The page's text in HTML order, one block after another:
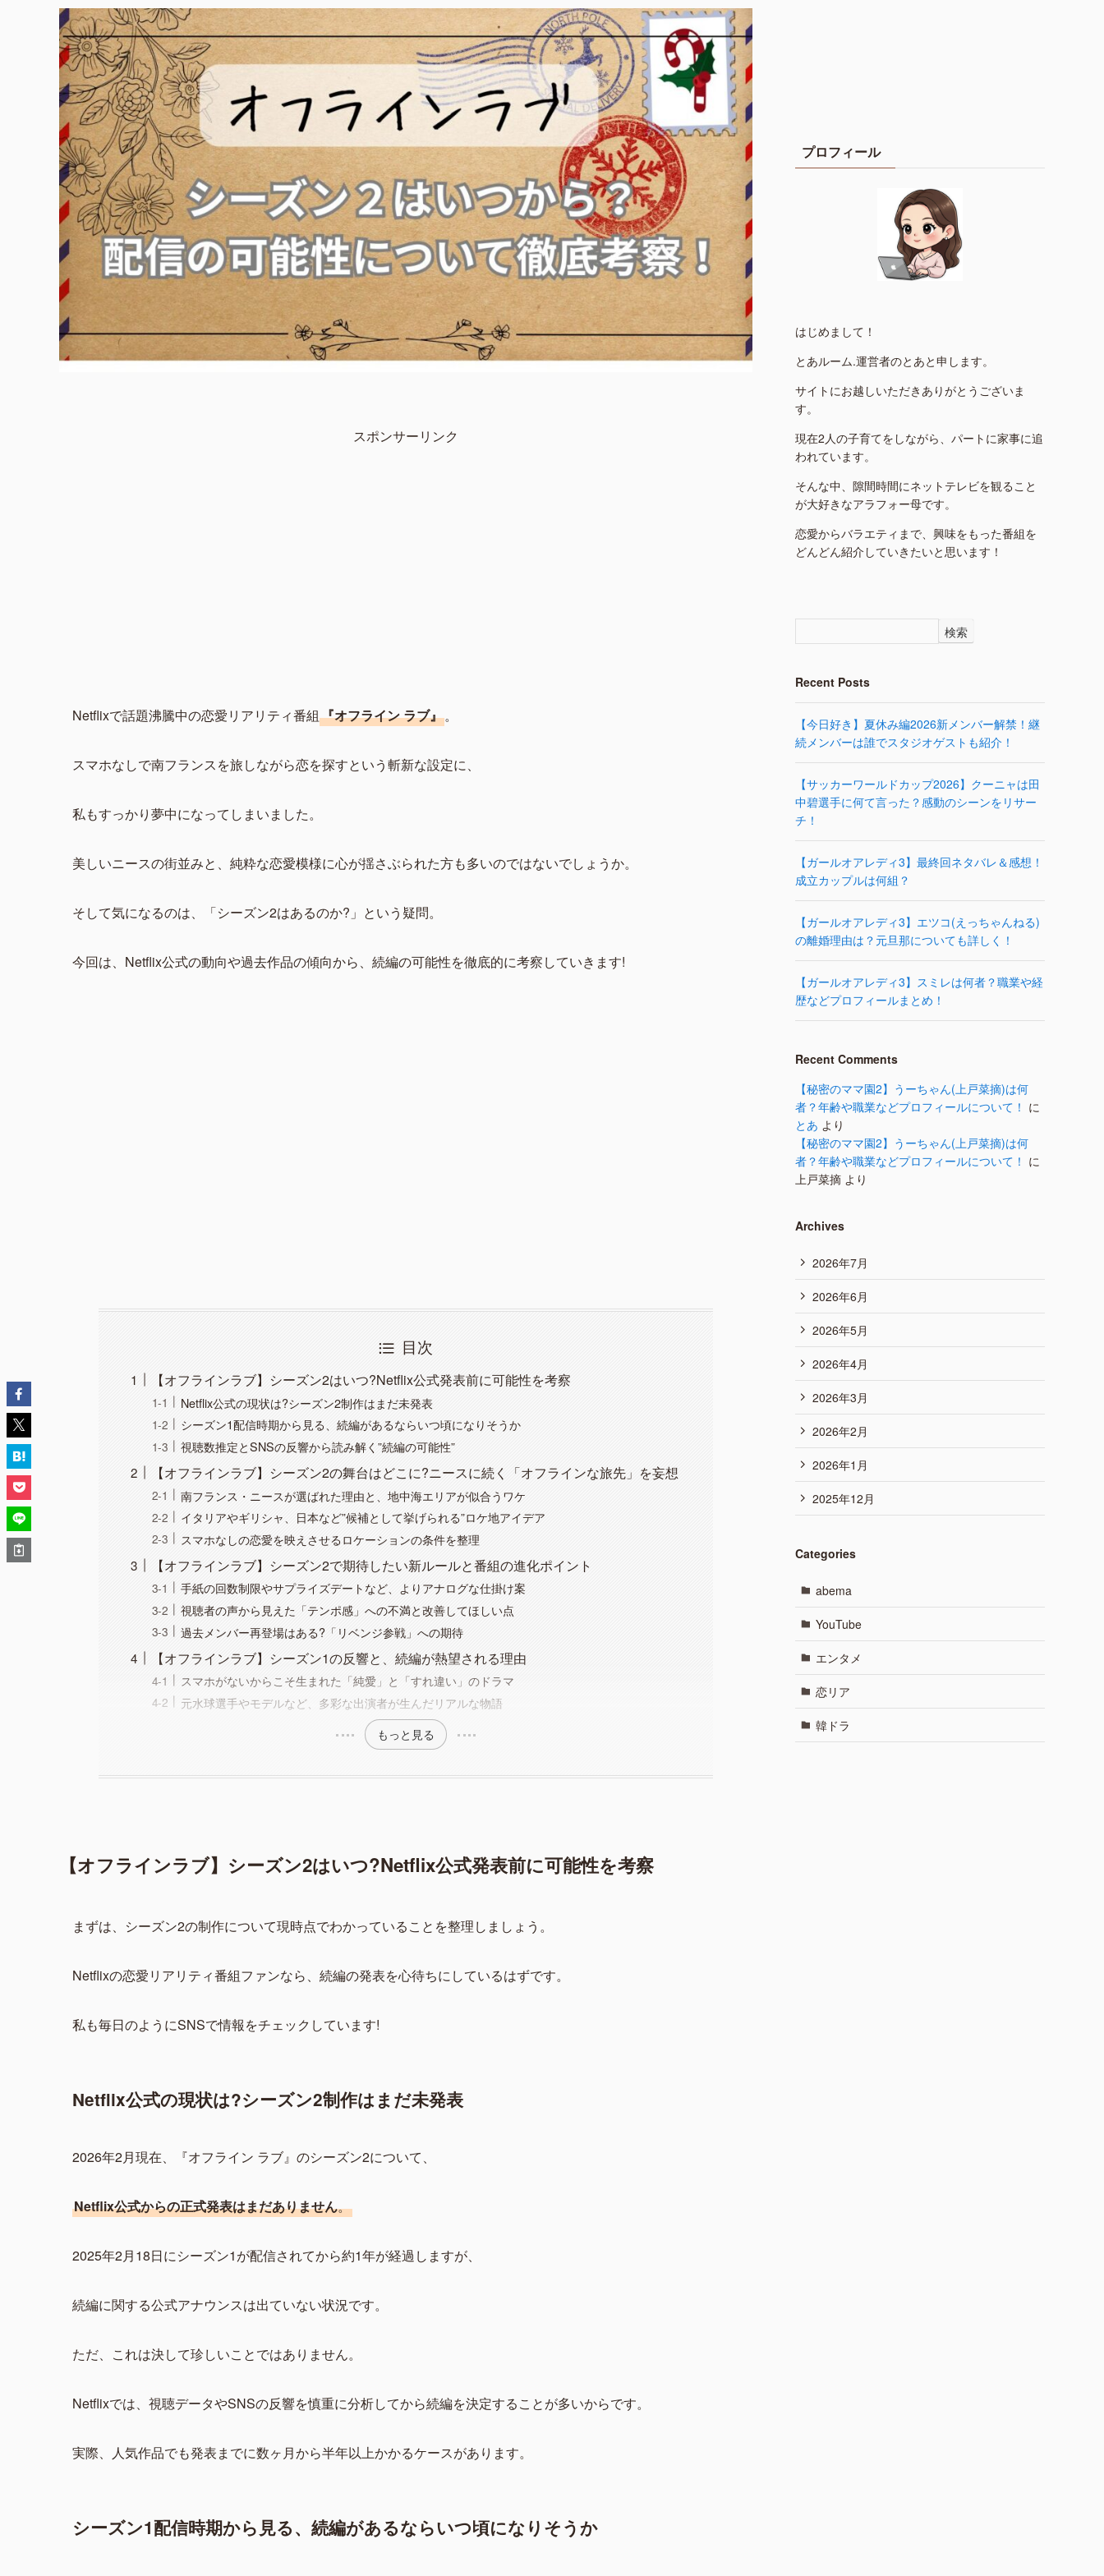
スポンサーリンク
Netflixで話題沸騰中の恋愛リアリティ番組『オフライン ラブ』。
スマホなしで南フランスを旅しながら恋を探すという斬新な設定に、
私もすっかり夢中になってしまいました。
美しいニースの街並みと、純粋な恋愛模様に心が揺さぶられた方も多いのではないでしょうか。
そして気になるのは、「シーズン2はあるのか?」という疑問。
今回は、Netflix公式の動向や過去作品の傾向から、続編の可能性を徹底的に考察していきます!
目次
【オフラインラブ】シーズン2はいつ?Netflix公式発表前に可能性を考察
Netflix公式の現状は?シーズン2制作はまだ未発表
シーズン1配信時期から見る、続編があるならいつ頃になりそうか
視聴数推定とSNSの反響から読み解く”続編の可能性”
【オフラインラブ】シーズン2の舞台はどこに?ニースに続く「オフラインな旅先」を妄想
南フランス・ニースが選ばれた理由と、地中海エリアが似合うワケ
イタリアやギリシャ、日本など”候補として挙げられる”ロケ地アイデア
スマホなしの恋愛を映えさせるロケーションの条件を整理
【オフラインラブ】シーズン2で期待したい新ルールと番組の進化ポイント
手紙の回数制限やサプライズデートなど、よりアナログな仕掛け案
視聴者の声から見えた「テンポ感」への不満と改善してほしい点
過去メンバー再登場はある?「リベンジ参戦」への期待
【オフラインラブ】シーズン1の反響と、続編が熱望される理由
スマホがないからこそ生まれた「純愛」と「すれ違い」のドラマ
元水球選手やモデルなど、多彩な出演者が生んだリアルな物語
もっと見る
【オフラインラブ】シーズン2はいつ?Netflix公式発表前に可能性を考察
まずは、シーズン2の制作について現時点でわかっていることを整理しましょう。
Netflixの恋愛リアリティ番組ファンなら、続編の発表を心待ちにしているはずです。
私も毎日のようにSNSで情報をチェックしています!
Netflix公式の現状は?シーズン2制作はまだ未発表
2026年2月現在、『オフライン ラブ』のシーズン2について、
Netflix公式からの正式発表はまだありません。
2025年2月18日にシーズン1が配信されてから約1年が経過しますが、
続編に関する公式アナウンスは出ていない状況です。
ただ、これは決して珍しいことではありません。
Netflixでは、視聴データやSNSの反響を慎重に分析してから続編を決定することが多いからです。
実際、人気作品でも発表までに数ヶ月から半年以上かかるケースがあります。
シーズン1配信時期から見る、続編があるならいつ頃になりそうか
プロフィール
はじめまして！
とあルーム.運営者のとあと申します。
サイトにお越しいただきありがとうございま
す。
現在2人の子育てをしながら、パートに家事に追
われています。
そんな中、隙間時間にネットテレビを観ること
が大好きなアラフォー母です。
恋愛からバラエティまで、興味をもった番組を
どんどん紹介していきたいと思います！
検索
Recent Posts
【今日好き】夏休み編2026新メンバー解禁！継
続メンバーは誰でスタジオゲストも紹介！
【サッカーワールドカップ2026】クーニャは田
中碧選手に何て言った？感動のシーンをリサー
チ！
【ガールオアレディ3】最終回ネタバレ＆感想！
成立カップルは何組？
【ガールオアレディ3】エツコ(えっちゃんねる)
の離婚理由は？元旦那についても詳しく！
【ガールオアレディ3】スミレは何者？職業や経
歴などプロフィールまとめ！
Recent Comments
【秘密のママ園2】うーちゃん(上戸菜摘)は何
者？年齢や職業などプロフィールについて！ に
とあ より
【秘密のママ園2】うーちゃん(上戸菜摘)は何
者？年齢や職業などプロフィールについて！ に
上戸菜摘 より
Archives
2026年7月
2026年6月
2026年5月
2026年4月
2026年3月
2026年2月
2026年1月
2025年12月
Categories
abema
YouTube
エンタメ
恋リア
韓ドラ